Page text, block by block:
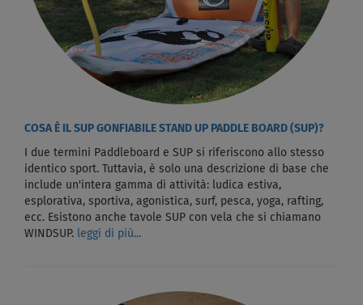
COSA È IL SUP GONFIABILE STAND UP PADDLE BOARD (SUP)?
I due termini Paddleboard e SUP si riferiscono allo stesso
identico sport. Tuttavia, è solo una descrizione di base che
include un'intera gamma di attività: ludica estiva,
esplorativa, sportiva, agonistica, surf, pesca, yoga, rafting,
ecc. Esistono anche tavole SUP con vela che si chiamano
WINDSUP. leggi di più...